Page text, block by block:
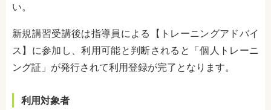
い。
新規講習受講後は指導員による【トレーニングアドバイ
ス】に参加し、利用可能と判断されると「個人トレーニ
ング証」が発行されて利用登録が完了となります。
利用対象者